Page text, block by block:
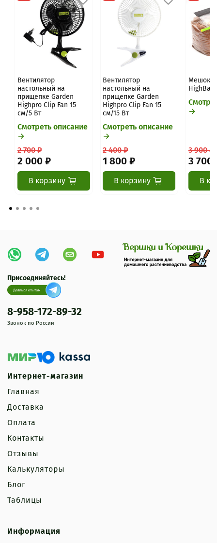
Вентилятор
настольный на
прищепке Garden
Highpro Clip Fan 15
см/5 Вт
Смотреть описание
→
2 700 ₽
2 000 ₽
В корзину
Вентилятор
настольный на
прищепке Garden
Highpro Clip Fan 15
см/15 Вт
Смотреть описание
→
2 400 ₽
1 800 ₽
В корзину
Мешок с
HighBag
→
3 900 ₽
3 700
В
Интернет-магазин
Главная
Доставка
Оплата
Контакты
Отзывы
Калькуляторы
Блог
Таблицы
Информация
Присоединяйтесь!
8-958-172-89-32
Звонок по России